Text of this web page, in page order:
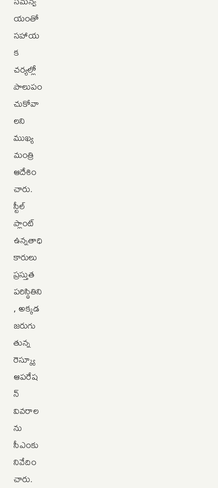
యంతో
సహాయ
క
చర్యల్లో
పాలుపం
చుకోవా
లని
ముఖ్య
మంత్రి
ఆదేశిం
చారు.
స్టీల్‌
ప్లాంట్
ఉన్నతాధి
కారులు
ప్రస్తుత
పరిస్థితిని
, అక్కడ
జరుగు
తున్న
రెస్క్యూ
ఆపరేష
న్
వివరాల
ను
సీఎంకు
నివేదిం
చారు.